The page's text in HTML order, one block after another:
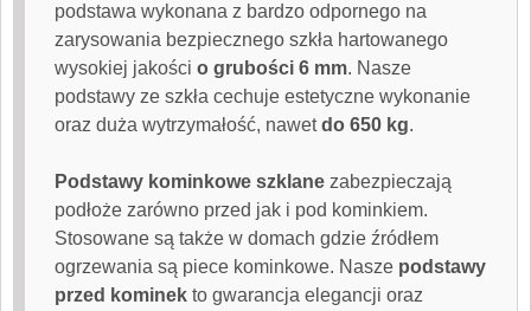
podstawa wykonana z bardzo odpornego na
zarysowania bezpiecznego szkła hartowanego
wysokiej jakości o grubości 6 mm. Nasze
podstawy ze szkła cechuje estetyczne wykonanie
oraz duża wytrzymałość, nawetdo 650 kg.
Podstawy kominkowe szklane zabezpieczają
podłoże zarówno przed jak i pod kominkiem.
Stosowane są także w domach gdzie źródłem
ogrzewania są piece kominkowe. Nasze podstawy
przed kominek to gwarancja elegancji oraz